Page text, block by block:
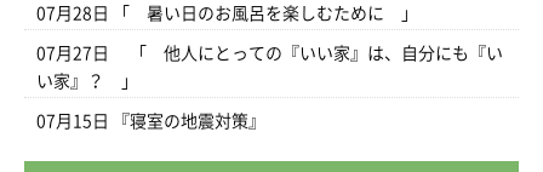
07月28日 「 暑い日のお風呂を楽しむために 」
07月27日
「 他人にとっての『いい家』は、自分にも『い
い家』？ 」
07月15日 『寝室の地震対策』